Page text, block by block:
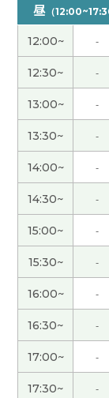
的登山。下
辛苦了～，下
发音很容易
我非常喜欢
话。以后我
老师，谢谢
了。然后我
员请我帮他
月我开始受
大多数的人
是价格最便
品。最便宜
和老师聊植
昼 （
12:00~ -
12:30~ -
13:00~ -
13:30~ -
14:00~ -
14:30~ -
15:00~ -
15:30~ -
16:00~ -
16:30~ -
17:00~ -
17:30~ -